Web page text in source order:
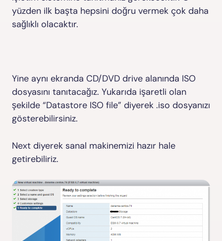
yüzden ilk başta hepsini doğru vermek çok daha
sağlıklı olacaktır.
Yine aynı ekranda CD/DVD drive alanında ISO
dosyasını tanıtacağız. Yukarıda işaretli olan
şekilde “Datastore ISO file” diyerek .iso dosyanızı
gösterebilirsiniz.
Next diyerek sanal makinemizi hazır hale
getirebiliriz.